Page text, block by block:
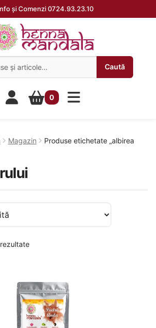
și Comenzi 0724.93.23.10
Caută
0
Magazin
Produse etichetate „albirea